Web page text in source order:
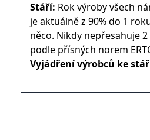
Stáří: Rok výroby všech
je aktuálně z 90% do 1
něco. Nikdy nepřesahuje
podle přísných norem
Vyjádření výrobců ke